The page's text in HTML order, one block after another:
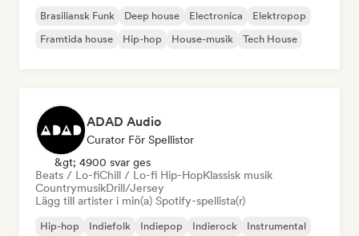
Brasiliansk Funk Deep house Electronica
Elektropop
Framtida house
Hip-hop House-musik Tech House
ADAD Audio
Curator För Spellistor
&gt; 4900 svar ges
Beats / Lo-fiChill / Lo-fi Hip-HopKlassisk musik
CountrymusikDrill/Jersey
Lägg till artister i min(a) Spotify-spellista(r)
Hip-hop Indiefolk Indiepop Indierock
Instrumental